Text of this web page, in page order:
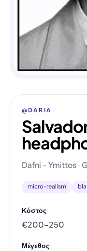
@DARIA
Dafni - Ymittos ·
micro-realism
Κόστος
€200–250
Μέγεθος